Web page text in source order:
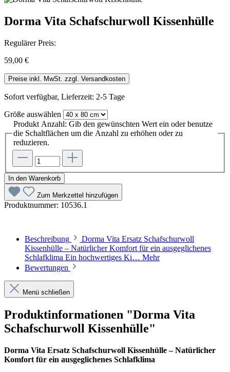
Dorma Vita Schafschurwoll Kissenhülle
Regulärer Preis:
59,00 €
Preise inkl. MwSt. zzgl. Versandkosten
Sofort verfügbar, Lieferzeit: 2-5 Tage
Größe auswählen
Produkt Anzahl: Gib den gewünschten Wert ein oder benutze
die Schaltflächen um die Anzahl zu erhöhen oder zu
reduzieren.
In den Warenkorb
Zum Merkzettel hinzufügen
Produktnummer: 10536.1
Beschreibung
Dorma Vita Ersatz Schafschurwoll
Kissenhülle – Natürlicher Komfort für ein ausgeglichenes
Schlafklima Ein hochwertiges Ki… Mehr
Bewertungen
Menü schließen
Produktinformationen "Dorma Vita
Schafschurwoll Kissenhülle"
Dorma Vita Ersatz Schafschurwoll Kissenhülle – Natürlicher
Komfort für ein ausgeglichenes Schlafklima